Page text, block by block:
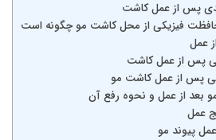
پس از عمل کاشت
فیزیکی از محل کاشت مو چگونه است
عمل
پس از عمل کاشت
پس از عمل کاشت مو
بعد از عمل و نحوه رفع آن
عمل
پیوند مو